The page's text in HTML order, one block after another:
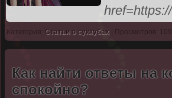
Категория: Статьи о суккубах | Просмотров:
Как найти ответы на
спокойно?